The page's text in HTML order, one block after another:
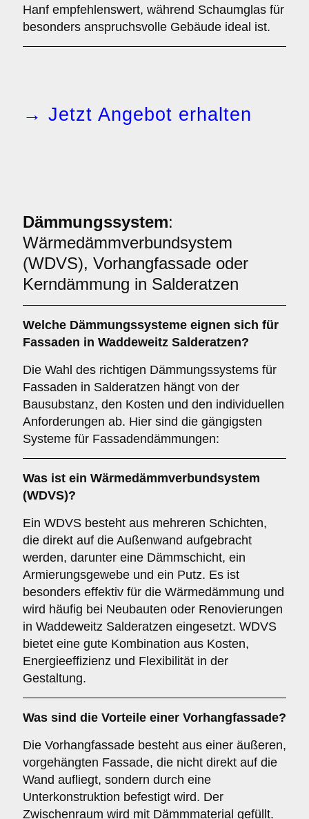
Hanf empfehlenswert, während Schaumglas für
besonders anspruchsvolle Gebäude ideal ist.
→ Jetzt Angebot erhalten
Dämmungssystem:
Wärmedämmverbundsystem
(WDVS), Vorhangfassade oder
Kerndämmung in Salderatzen
Welche Dämmungssysteme eignen sich für
Fassaden in Waddeweitz Salderatzen?
Die Wahl des richtigen Dämmungssystems für
Fassaden in Salderatzen hängt von der
Bausubstanz, den Kosten und den individuellen
Anforderungen ab. Hier sind die gängigsten
Systeme für Fassadendämmungen:
Was ist ein Wärmedämmverbundsystem
(WDVS)?
Ein WDVS besteht aus mehreren Schichten,
die direkt auf die Außenwand aufgebracht
werden, darunter eine Dämmschicht, ein
Armierungsgewebe und ein Putz. Es ist
besonders effektiv für die Wärmedämmung und
wird häufig bei Neubauten oder Renovierungen
in Waddeweitz Salderatzen eingesetzt. WDVS
bietet eine gute Kombination aus Kosten,
Energieeffizienz und Flexibilität in der
Gestaltung.
Was sind die Vorteile einer Vorhangfassade?
Die Vorhangfassade besteht aus einer äußeren,
vorgehängten Fassade, die nicht direkt auf die
Wand aufliegt, sondern durch eine
Unterkonstruktion befestigt wird. Der
Zwischenraum wird mit Dämmmaterial gefüllt.